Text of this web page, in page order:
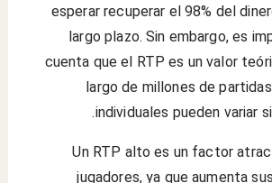
esperar recuperar el 98% del
largo plazo. Sin embargo, es
cuenta que el RTP es un valor
largo de millones de
individuales pueden variar
Un RTP alto es un factor
jugadores, ya que aumenta